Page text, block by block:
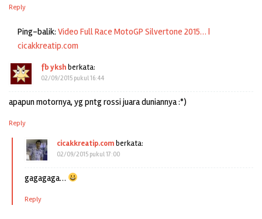
Reply
Ping-balik: Video Full Race MotoGP Silvertone 2015… |
cicakkreatip.com
fb ykshberkata:
02/09/2015 pukul 16:44
apapun motornya, yg pntg rossi juara duniannya :*)
Reply
cicakkreatip.comberkata:
02/09/2015 pukul 17:00
gagagaga…
Reply